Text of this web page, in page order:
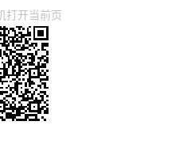
打开当前页